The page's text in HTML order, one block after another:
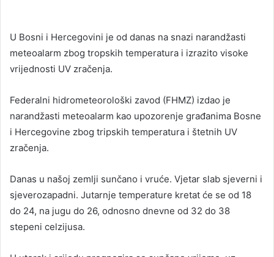
U Bosni i Hercegovini je od danas na snazi narandžasti
meteoalarm zbog tropskih temperatura i izrazito visoke
vrijednosti UV zračenja.
Federalni hidrometeorološki zavod (FHMZ) izdao je
narandžasti meteoalarm kao upozorenje građanima Bosne
i Hercegovine zbog tripskih temperatura i štetnih UV
zračenja.
Danas u našoj zemlji sunčano i vruće. Vjetar slab sjeverni i
sjeverozapadni. Jutarnje temperature kretat će se od 18
do 24, na jugu do 26, odnosno dnevne od 32 do 38
stepeni celzijusa.